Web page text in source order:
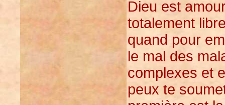
Dieu est
totalement
quand pour
le mal des
complexes et
peux te